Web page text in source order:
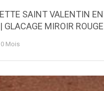
SAINT VALENTIN
GLACAGE MIROIR
Mois